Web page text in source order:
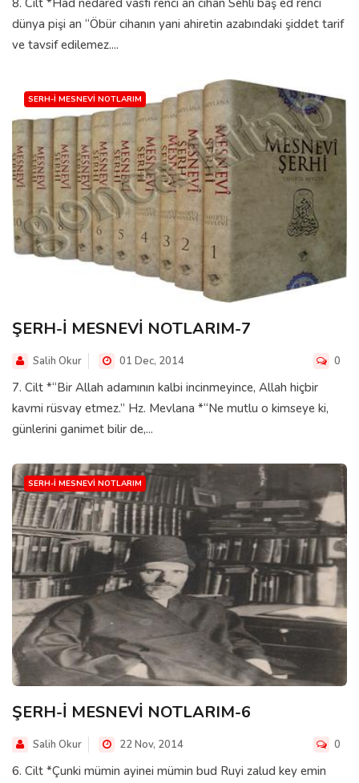
dünya pişi an “Öbür cihanın yani ahiretin azabındaki şiddet tarif
ve tavsif edilemez....
SERH-I MESNEVI NOTLARIM
ŞERH-İ MESNEVİ NOTLARIM-7
Salih Okur 01 Dec, 2014 0
7. Cilt *“Bir Allah adamının kalbi incinmeyince, Allah hiçbir
kavmi rüsvay etmez.” Hz. Mevlana *“Ne mutlu o kimseye ki,
günlerini ganimet bilir de,...
SERH-I MESNEVI NOTLARIM
ŞERH-İ MESNEVİ NOTLARIM-6
Salih Okur 22 Nov, 2014 0
6. Cilt *Çunki mümin ayinei mümin bud Ruyi zalud key emin